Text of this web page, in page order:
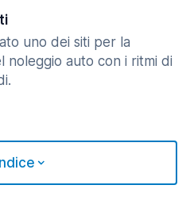
uno dei siti per la
noleggio auto con i ritmi di
Indice